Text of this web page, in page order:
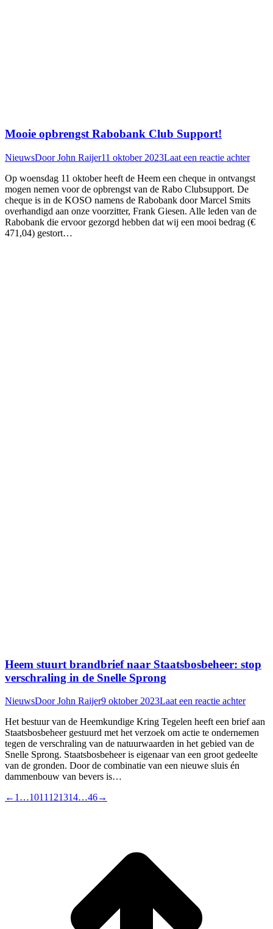
Mooie opbrengst Rabobank Club Support!
NieuwsDoorJohn Raijer11 oktober 2023Laat een reactie achter
Op woensdag 11 oktober heeft de Heem een cheque in ontvangst
mogen nemen voor de opbrengst van de Rabo Clubsupport. De
cheque is in de KOSO namens de Rabobank door Marcel Smits
overhandigd aan onze voorzitter, Frank Giesen. Alle leden van de
Rabobank die ervoor gezorgd hebben dat wij een mooi bedrag (€
471,04) gestort…
Heem stuurt brandbrief naar Staatsbosbeheer: stop
verschraling in de Snelle Sprong
NieuwsDoorJohn Raijer9 oktober 2023Laat een reactie achter
Het bestuur van de Heemkundige Kring Tegelen heeft een brief aan
Staatsbosbeheer gestuurd met het verzoek om actie te ondernemen
tegen de verschraling van de natuurwaarden in het gebied van de
Snelle Sprong. Staatsbosbeheer is eigenaar van een groot gedeelte
van de gronden. Door de combinatie van een nieuwe sluis én
dammenbouw van bevers is…
← 1 …1011 121314…46→